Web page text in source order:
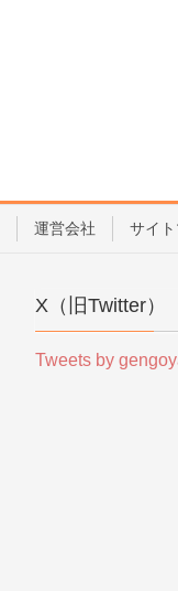
運営会社 サイ
X（旧Twitter）
Tweets by